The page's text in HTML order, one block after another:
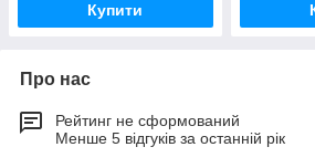
Купити
Про нас
Рейтинг не сформований
Менше 5 відгуків за останній рік